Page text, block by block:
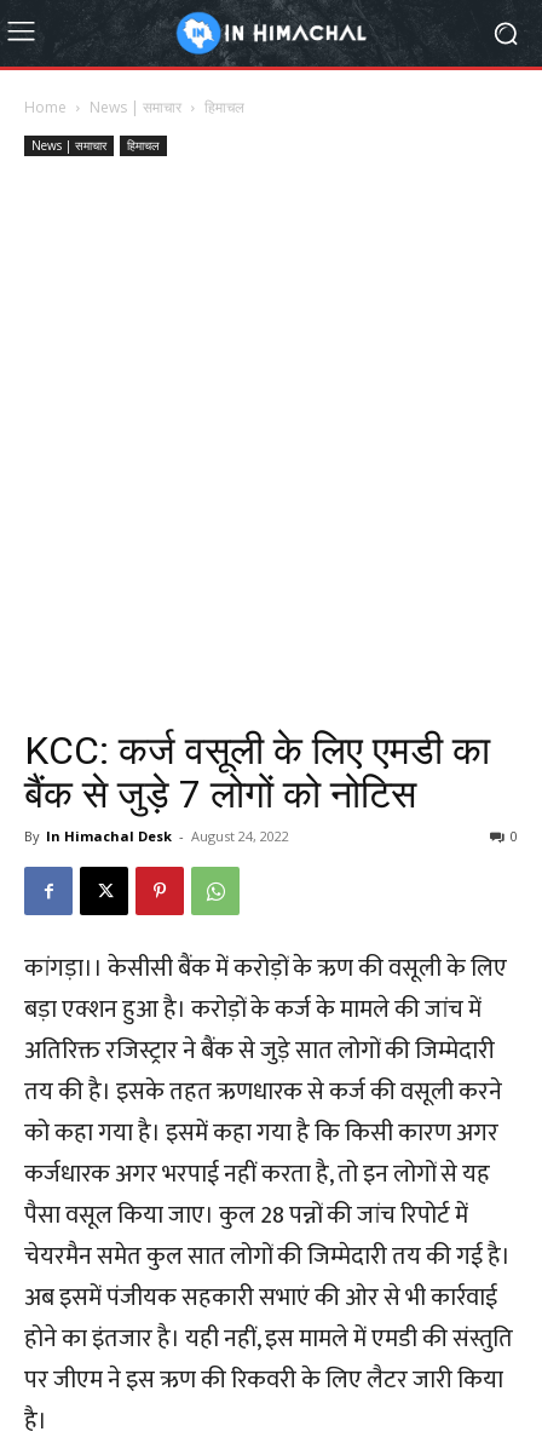
Home News | समाचार हिमाचल
News | समाचार हिमाचल
KCC: कर्ज वसूली के लिए एमडी का
बैंक से जुड़े 7 लोगों को नोटिस
By In Himachal Desk - August 24, 2022 0
कांगड़ा।। केसीसी बैंक में करोड़ों के ऋण की वसूली के लिए
बड़ा एक्शन हुआ है। करोड़ों के कर्ज के मामले की जांच में
अतिरिक्त रजिस्ट्रार ने बैंक से जुड़े सात लोगों की जिम्मेदारी
तय की है। इसके तहत ऋणधारक से कर्ज की वसूली करने
को कहा गया है। इसमें कहा गया है कि किसी कारण अगर
कर्जधारक अगर भरपाई नहीं करता है, तो इन लोगों से यह
पैसा वसूल किया जाए। कुल 28 पन्नों की जांच रिपोर्ट में
चेयरमैन समेत कुल सात लोगों की जिम्मेदारी तय की गई है।
अब इसमें पंजीयक सहकारी सभाएं की ओर से भी कार्रवाई
होने का इंतजार है। यही नहीं, इस मामले में एमडी की संस्तुति
पर जीएम ने इस ऋण की रिकवरी के लिए लैटर जारी किया
है।